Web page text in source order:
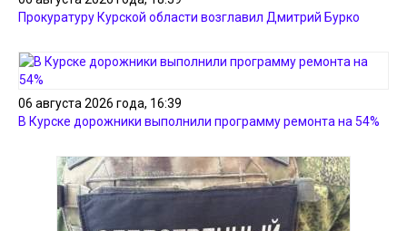
Прокуратуру Курской области возглавил Дмитрий Бурко
06 августа 2026 года, 16:39
В Курске дорожники выполнили программу ремонта на 54%